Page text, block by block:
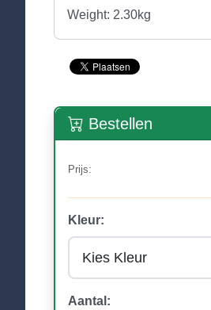
Weight: 2.30kg
Bestellen
Prijs:
Kleur:
Aantal: